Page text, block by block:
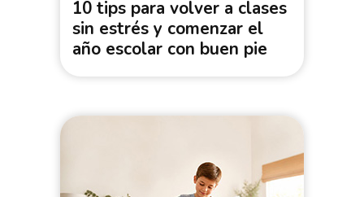
10 tips para volver a clases
sin estrés y comenzar el
año escolar con buen pie